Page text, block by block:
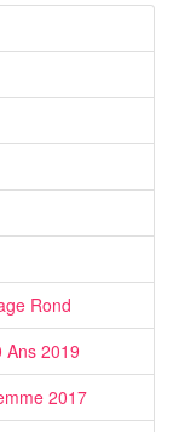
Rond
Ans 2019
2017